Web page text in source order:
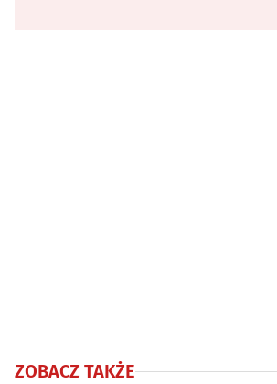
ZOBACZ TAKŻE